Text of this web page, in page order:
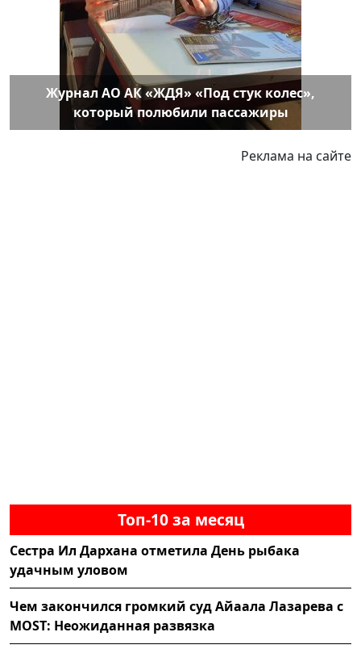
Журнал АО АК «ЖДЯ» «Под стук колес»,
который полюбили пассажиры
Реклама на сайте
Топ-10 за месяц
Сестра Ил Дархана отметила День рыбака
удачным уловом
Чем закончился громкий суд Айаала Лазарева с
MOST: Неожиданная развязка